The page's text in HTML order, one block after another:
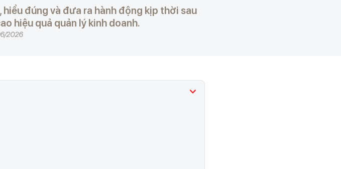
đúng và đưa ra hành động kịp thời sau
hiệu quả quản lý kinh doanh.
2026